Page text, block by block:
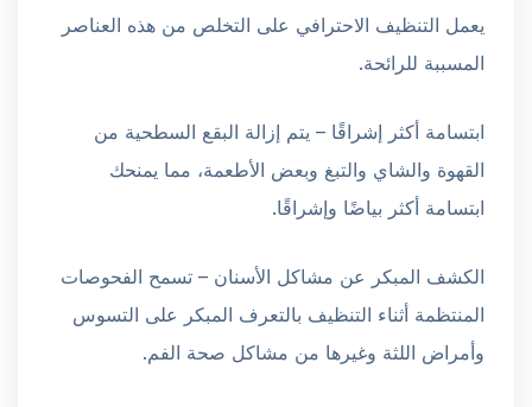
يعمل التنظيف الاحترافي على التخلص من هذه العناصر
المسببة للرائحة.
ابتسامة أكثر إشراقًا – يتم إزالة البقع السطحية من
القهوة والشاي والتبغ وبعض الأطعمة، مما يمنحك
ابتسامة أكثر بياضًا وإشراقًا.
الكشف المبكر عن مشاكل الأسنان – تسمح الفحوصات
المنتظمة أثناء التنظيف بالتعرف المبكر على التسوس
وأمراض اللثة وغيرها من مشاكل صحة الفم.